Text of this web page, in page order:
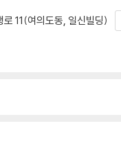
11(여의도동, 일신빌딩)